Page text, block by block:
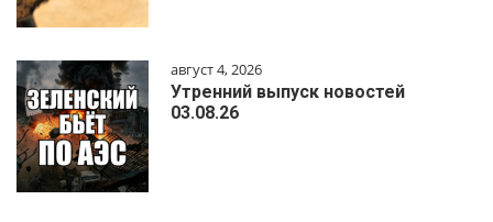
август 4, 2026
Утренний выпуск новостей
03.08.26